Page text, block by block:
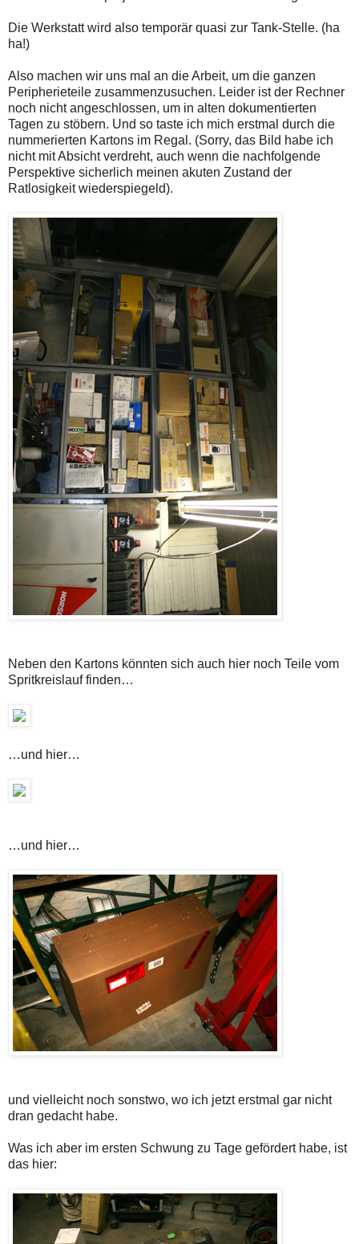
Die Werkstatt wird also temporär quasi zur Tank-Stelle. (ha
ha!)
Also machen wir uns mal an die Arbeit, um die ganzen
Peripherieteile zusammenzusuchen. Leider ist der Rechner
noch nicht angeschlossen, um in alten dokumentierten
Tagen zu stöbern. Und so taste ich mich erstmal durch die
nummerierten Kartons im Regal. (Sorry, das Bild habe ich
nicht mit Absicht verdreht, auch wenn die nachfolgende
Perspektive sicherlich meinen akuten Zustand der
Ratlosigkeit wiederspiegeld).
Neben den Kartons könnten sich auch hier noch Teile vom
Spritkreislauf finden…
…und hier…
…und hier…
und vielleicht noch sonstwo, wo ich jetzt erstmal gar nicht
dran gedacht habe.
Was ich aber im ersten Schwung zu Tage gefördert habe, ist
das hier: